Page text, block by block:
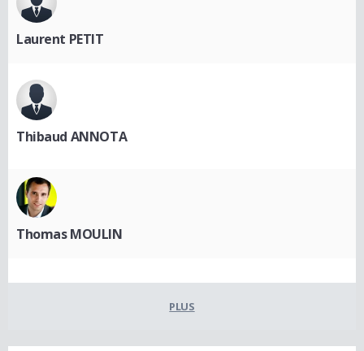
Laurent PETIT
Thibaud ANNOTA
Thomas MOULIN
PLUS